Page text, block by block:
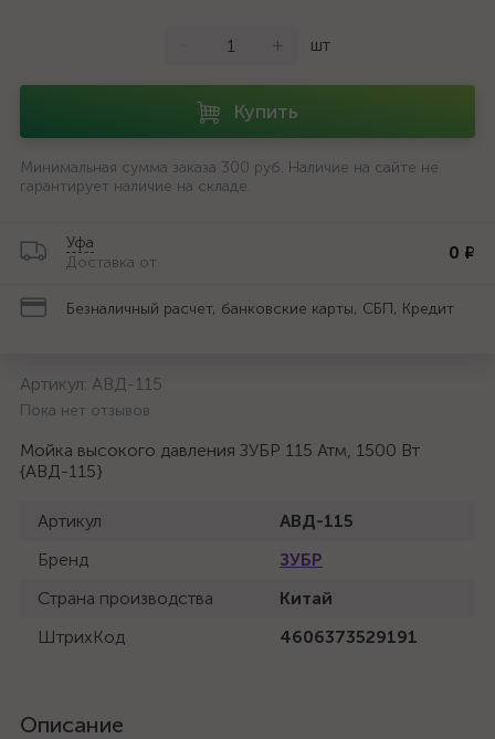
+ шт
Купить
Минимальная сумма заказа 300 руб. Наличие на сайте не
гарантирует наличие на складе.
Уфа
Доставка от
0 ₽
Безналичный расчет, банковские карты, СБП, Кредит
Артикул: АВД-115
Пока нет отзывов
Мойка высокого давления ЗУБР 115 Атм, 1500 Вт
{АВД-115}
Артикул
АВД-115
Бренд
ЗУБР
Страна производства
Китай
ШтрихКод
4606373529191
Описание